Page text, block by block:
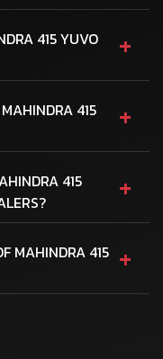
415 YUVO
+
415
+
415
+
MAHINDRA 415 +